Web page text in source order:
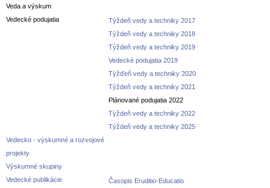
Veda a výskum
Vedecké podujatia
Týždeň vedy a techniky 2017
Týždeň vedy a techniky 2018
Týždeň vedy a techniky 2019
Vedecké podujatia 2019
Týžďeň vedy a techniky 2020
Týždeň vedy a techniky 2021
Plánované podujatia 2022
Týždeň vedy a techniky 2022
Týždeň vedy a techniky 2025
Vedecko - výskumné a rozvojové
projekty
Výskumné skupiny
Vedecké publikácie
Časopis Eruditio-Educatio